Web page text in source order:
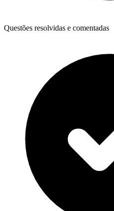
Questões resolvidas e comentadas